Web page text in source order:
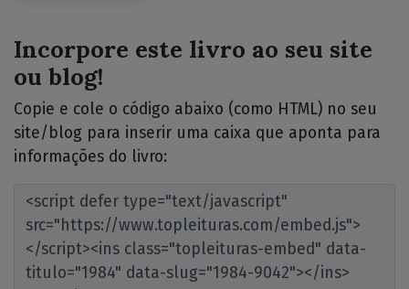
Incorpore este livro ao seu site
ou blog!
Copie e cole o código abaixo (como HTML) no seu
site/blog para inserir uma caixa que aponta para
informações do livro: